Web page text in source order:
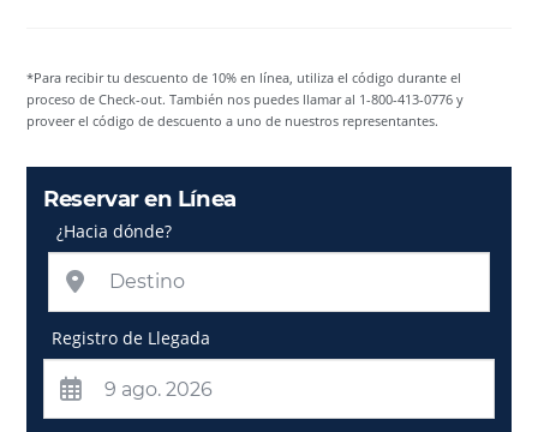
*Para recibir tu descuento de 10% en línea, utiliza el código durante el
proceso de Check-out. También nos puedes llamar al 1-800-413-0776 y
proveer el código de descuento a uno de nuestros representantes.
Reservar en Línea
¿Hacia dónde?
Registro de Llegada